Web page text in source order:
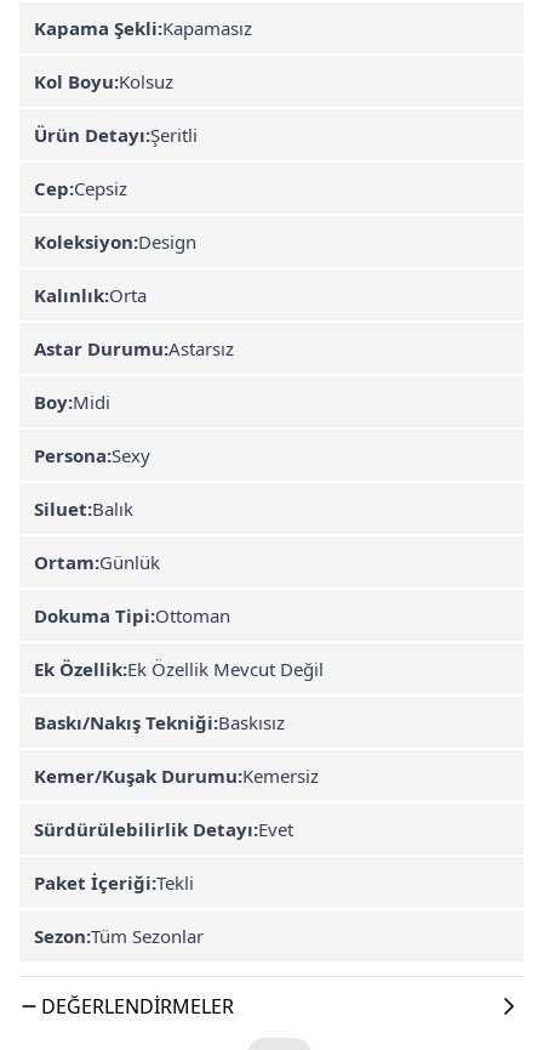
Kapama Şekli:Kapamasız
Kol Boyu:Kolsuz
Ürün Detayı:Şeritli
Cep:Cepsiz
Koleksiyon:Design
Kalınlık:Orta
Astar Durumu:Astarsız
Boy:Midi
Persona:Sexy
Siluet:Balık
Ortam:Günlük
Dokuma Tipi:Ottoman
Ek Özellik:Ek Özellik Mevcut Değil
Baskı/Nakış Tekniği:Baskısız
Kemer/Kuşak Durumu:Kemersiz
Sürdürülebilirlik Detayı:Evet
Paket İçeriği:Tekli
Sezon:Tüm Sezonlar
DEĞERLENDIRMELER